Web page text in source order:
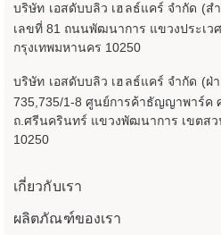
บริษัท เอสดับบลิว เฮลธ์แคร์ จำกัด (ส
เลขที่ 81 ถนนพัฒนาการ แขวงประเว
กรุงเทพมหานคร 10250
บริษัท เอสดับบลิว เฮลธ์แคร์ จำกัด (ฝ่
735,735/1-8 ศูนย์การค้าธัญญาพาร์ค
ถ.ศรีนครินทร์ แขวงพัฒนาการ เขตสว
10250
เกี่ยวกับเรา
ผลิตภัณฑ์ของเรา